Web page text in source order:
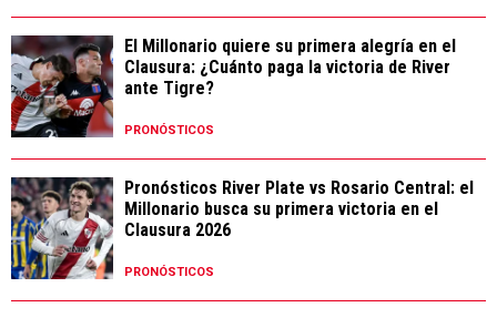
El Millonario quiere su primera alegría en el
Clausura: ¿Cuánto paga la victoria de River
ante Tigre?
PRONÓSTICOS
Pronósticos River Plate vs Rosario Central: el
Millonario busca su primera victoria en el
Clausura 2026
PRONÓSTICOS